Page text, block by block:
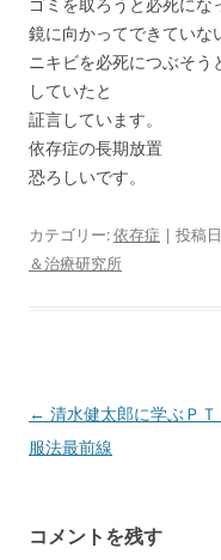
鏡に向かってできていな
ニキビを必死につぶそう
していたと
証言しています。
依存症の長期放置
恐ろしいです。
カテゴリー:依存症 | 投稿
＆治療研究所
投
稿
ゲ
← 清水健太郎に学ぶＰ
服法最前線
コメントを残す